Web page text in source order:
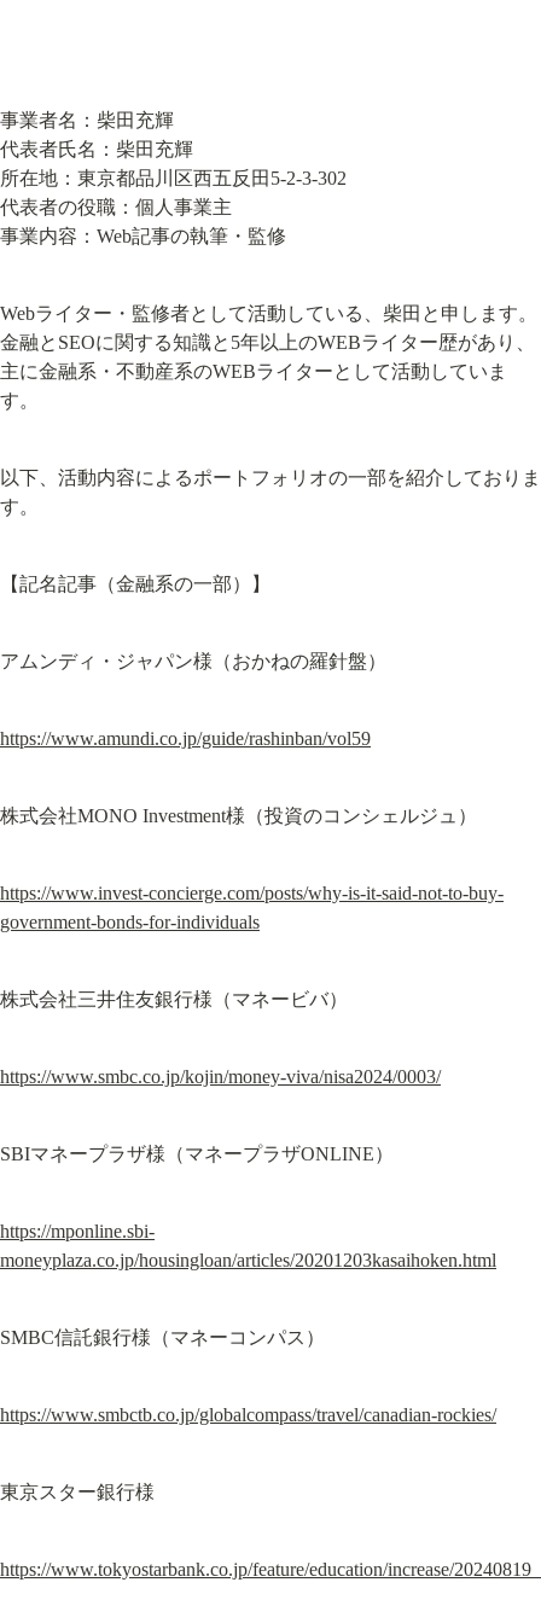
事業者名：柴田充輝
代表者氏名：柴田充輝
所在地：東京都品川区西五反田5-2-3-302
代表者の役職：個人事業主
事業内容：Web記事の執筆・監修
Webライター・監修者として活動している、柴田と申します。
金融とSEOに関する知識と5年以上のWEBライター歴があり、
主に金融系・不動産系のWEBライターとして活動していま
す。
以下、活動内容によるポートフォリオの一部を紹介しておりま
す。
【記名記事（金融系の一部）】
アムンディ・ジャパン様（おかねの羅針盤）
https://www.amundi.co.jp/guide/rashinban/vol59
株式会社MONO Investment様（投資のコンシェルジュ）
https://www.invest-concierge.com/posts/why-is-it-said-not-to-buy-
government-bonds-for-individuals
株式会社三井住友銀行様（マネービバ）
https://www.smbc.co.jp/kojin/money-viva/nisa2024/0003/
SBIマネープラザ様（マネープラザONLINE）
https://mponline.sbi-
moneyplaza.co.jp/housingloan/articles/20201203kasaihoken.html
SMBC信託銀行様（マネーコンパス）
https://www.smbctb.co.jp/globalcompass/travel/canadian-rockies/
東京スター銀行様
https://www.tokyostarbank.co.jp/feature/education/increase/